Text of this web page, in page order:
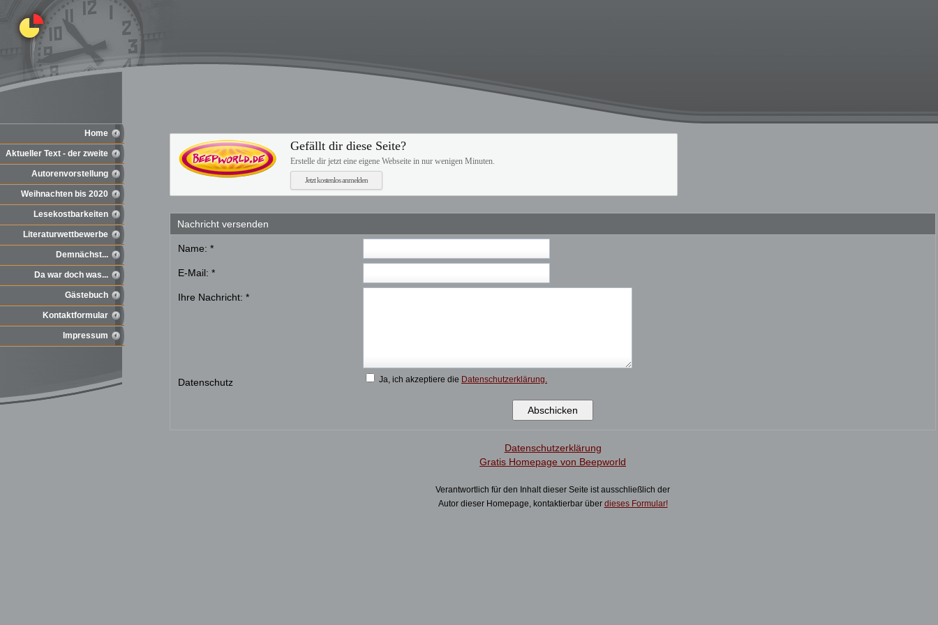
Home
Aktueller Text - der zweite
Autorenvorstellung
Weihnachten bis 2020
Lesekostbarkeiten
Literaturwettbewerbe
Demnächst...
Da war doch was...
Gästebuch
Kontaktformular
Impressum
Gefällt dir diese Seite?
Erstelle dir jetzt eine eigene Webseite in nur wenigen Minuten.
Jetzt kostenlos anmelden
Nachricht versenden
Name: *
E-Mail: *
Ihre Nachricht: *
Datenschutz Ja, ich akzeptiere die Datenschutzerklärung.
Datenschutzerklärung
Gratis Homepage von Beepworld
Verantwortlich für den Inhalt dieser Seite ist ausschließlich der
Autor dieser Homepage, kontaktierbar über dieses Formular!